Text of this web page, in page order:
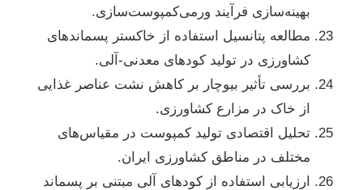
بهینه‌سازی فرآیند ورمی‌کمپوست‌سازی.
مطالعه پتانسیل استفاده از خاکستر پسماندهای
کشاورزی در تولید کودهای معدنی-آلی.
بررسی تأثیر بیوچار بر کاهش نشت عناصر غذایی
از خاک در مزارع کشاورزی.
تحلیل اقتصادی تولید کمپوست در مقیاس‌های
مختلف در مناطق کشاورزی ایران.
ارزیابی استفاده از کودهای آلی مبتنی بر پسماند